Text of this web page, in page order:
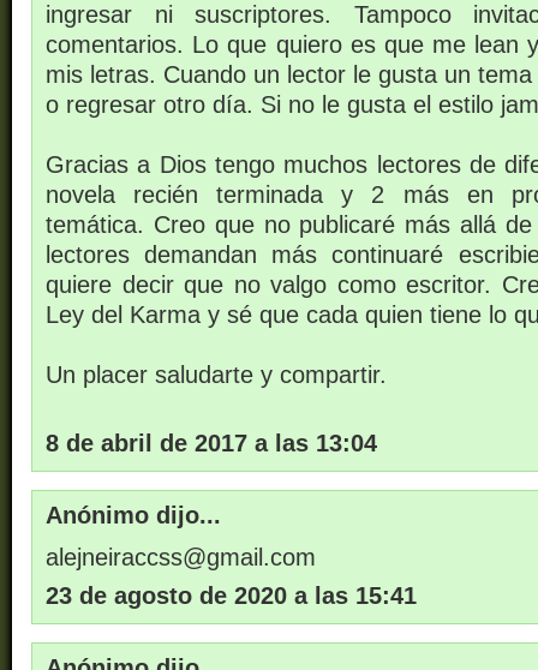
ingresar ni suscriptores. Tampoco
comentarios. Lo que quiero es que me lean
mis letras. Cuando un lector le gusta un
o regresar otro día. Si no le gusta el estilo
Gracias a Dios tengo muchos lectores de
novela recién terminada y 2 más en
temática. Creo que no publicaré más allá
lectores demandan más continuaré
quiere decir que no valgo como escritor.
Ley del Karma y sé que cada quien tiene lo
Un placer saludarte y compartir.
8 de abril de 2017 a las 13:04
Anónimo dijo...
alejneiraccss@gmail.com
23 de agosto de 2020 a las 15:41